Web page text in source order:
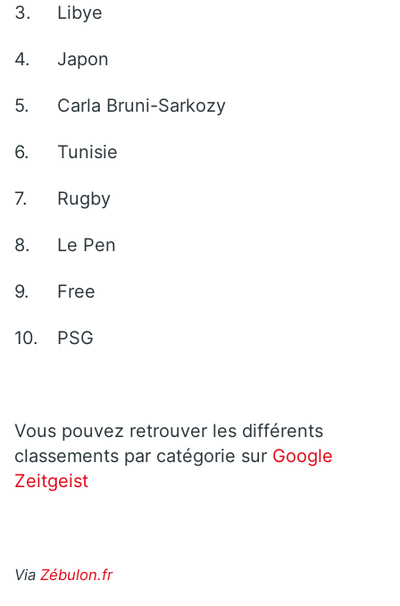
3. Libye
4. Japon
5. Carla Bruni-Sarkozy
6. Tunisie
7. Rugby
8. Le Pen
9. Free
10. PSG
Vous pouvez retrouver les différents
classements par catégorie sur Google
Zeitgeist
Via Zébulon.fr